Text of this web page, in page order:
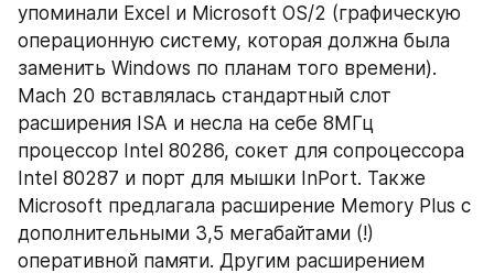
упоминали Excel и Microsoft OS/2 (графическую
операционную систему, которая должна была
заменить Windows по планам того времени).
Mach 20 вставлялась стандартный слот
расширения ISA и несла на себе 8МГц
процессор Intel 80286, сокет для сопроцессора
Intel 80287 и порт для мышки InPort. Также
Microsoft предлагала расширение Memory Plus с
дополнительными 3,5 мегабайтами (!)
оперативной памяти. Другим расширением